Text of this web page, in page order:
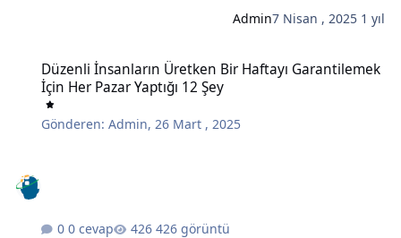
Admin7 Nisan , 2025 1 yıl
Düzenli İnsanların Üretken Bir Haftayı Garantilemek
İçin Her Pazar Yaptığı 12 Şey
Gönderen:Admin, 26 Mart , 2025
0 cevap 426 görüntü